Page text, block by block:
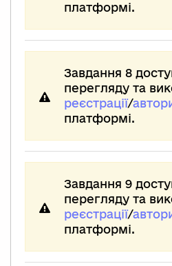
платформі.
Завдання 8
перегляду та
реєстрації/
платформі.
Завдання 9
перегляду та
реєстрації/
платформі.